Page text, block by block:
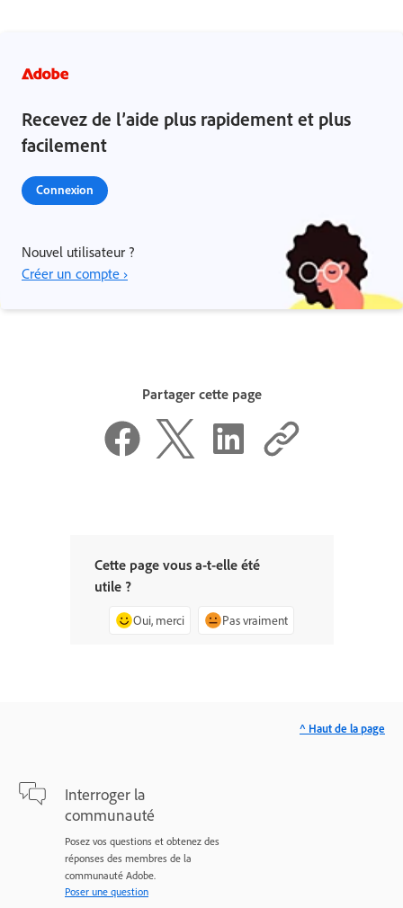
Recevez de l’aide plus rapidement et plus
facilement
Connexion
Nouvel utilisateur ?
Créer un compte ›
Partager cette page
Cette page vous a-t-elle été
utile ?
Oui, merci Pas vraiment
Interroger la
communauté
Posez vos questions et obtenez des
réponses des membres de la
communauté Adobe.
Poser une question
^ Haut de la page